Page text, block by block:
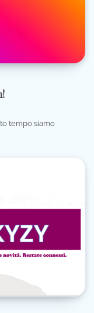
tempo siamo